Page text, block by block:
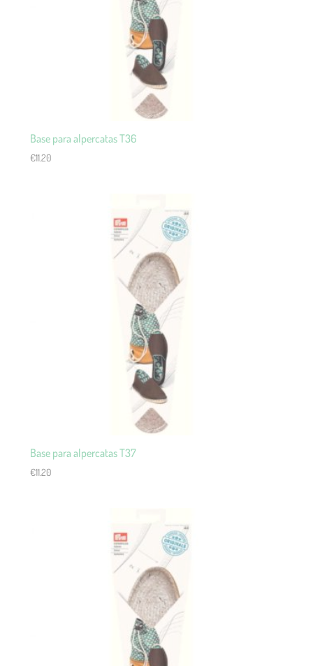
Base para alpercatas T36
€11.20
Base para alpercatas T37
€11.20